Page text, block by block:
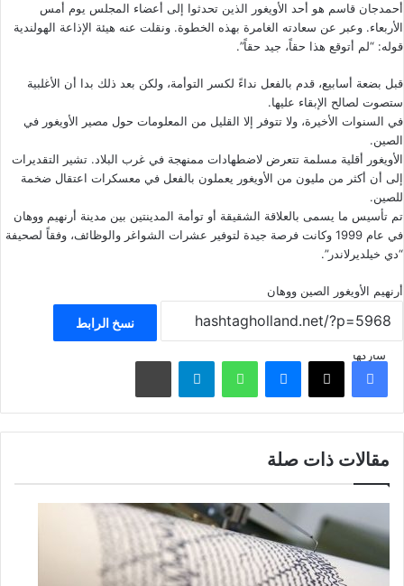
أحمدجان قاسم هو أحد الأويغور الذين تحدثوا إلى أعضاء المجلس يوم أمس
الأربعاء. وعبر عن سعادته الغامرة بهذه الخطوة. ونقلت عنه هيئة الإذاعة الهولندية
قوله: “لم أتوقع هذا حقاً، جيد حقاً”.
قبل بضعة أسابيع، قدم بالفعل نداءً لكسر التوأمة، ولكن بعد ذلك بدا أن الأغلبية
ستصوت لصالح الإبقاء عليها.
في السنوات الأخيرة، ولا تتوفر إلا القليل من المعلومات حول مصير الأويغور في
الصين.
الأويغور أقلية مسلمة تتعرض لاضطهادات ممنهجة في غرب البلاد. تشير التقديرات
إلى أن أكثر من مليون من الأويغور يعملون بالفعل في معسكرات اعتقال ضخمة
للصين.
تم تأسيس ما يسمى بالعلاقة الشقيقة أو توأمة المدينتين بين مدينة أرنهيم ووهان
في عام 1999 وكانت فرصة جيدة لتوفير عشرات الشواغر والوظائف، وفقاً لصحيفة
“دي خيلديرلاندر”.
أرنهيم الأويغور الصين ووهان
نسخ الرابط
شاركهافيسبوك ‫X ماسنجر واتساب تيلقرام مشاركة عبر البريد
مقالات ذات صلة